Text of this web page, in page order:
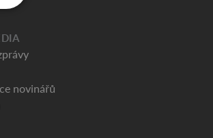
novinářů